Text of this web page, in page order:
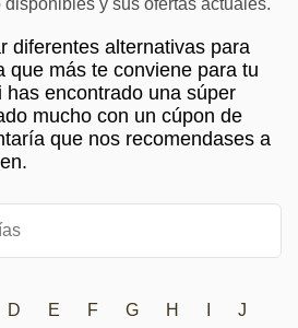
y sus ofertas actuales.
diferentes alternativas para
que más te conviene para tu
encontrado una súper
mucho con un cúpon de
que nos recomendases a
D E F G H J